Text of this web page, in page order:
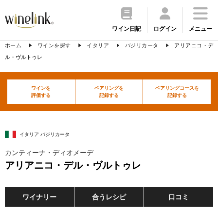
ワイン日記 ログイン メニュー
ホーム ワインを探す イタリア バジリカータ
アリアニコ・デ
ル・ヴルトゥレ
ワインを
評価する
ペアリングを
記録する
ペアリングコースを
記録する
イタリア バジリカータ
カンティーナ・ディオメーデ
アリアニコ・デル・ヴルトゥレ
ワイナリー 合うレシピ 口コミ